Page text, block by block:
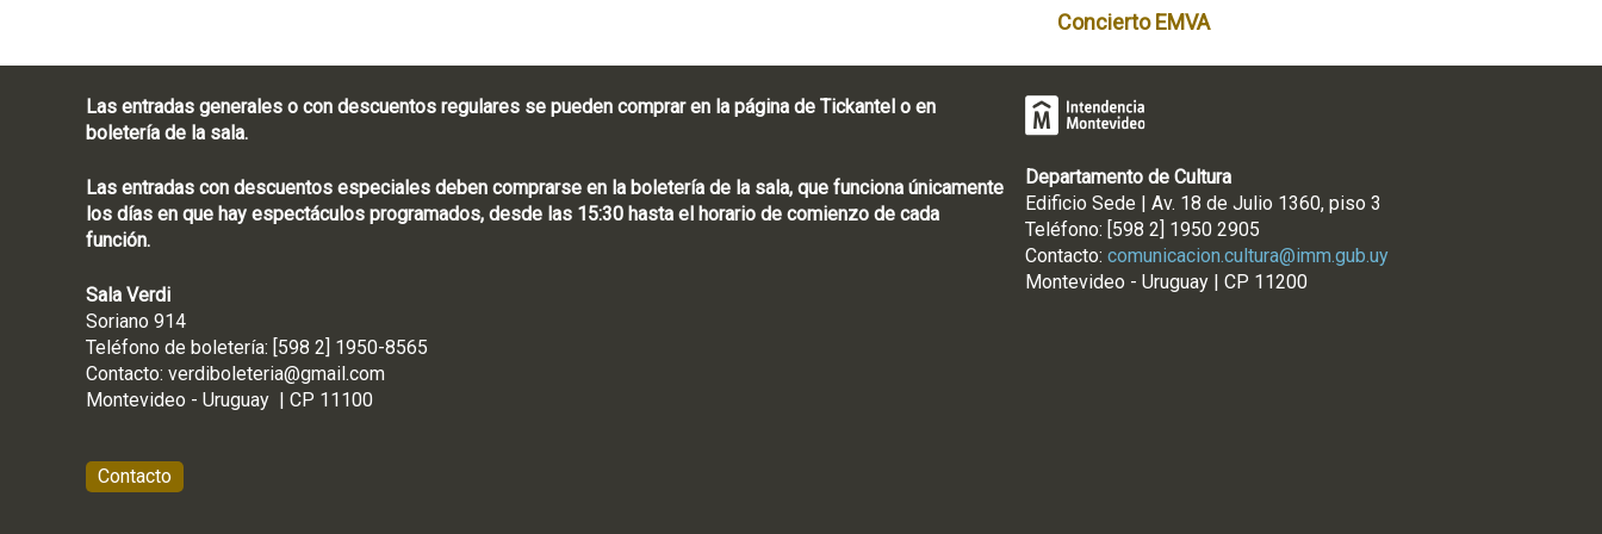
Concierto EMVA
Las entradas generales o con descuentos regulares se pueden comprar en la página de Tickantel o en
boletería de la sala.
Las entradas con descuentos especiales deben comprarse en la boletería de la sala, que funciona únicamente
los días en que hay espectáculos programados, desde las 15:30 hasta el horario de comienzo de cada
función.
Sala Verdi
Soriano 914
Teléfono de boletería: [598 2] 1950-8565
Contacto: verdiboleteria@gmail.com
Montevideo - Uruguay | CP 11100
Contacto
Departamento de Cultura
Edificio Sede | Av. 18 de Julio 1360, piso 3
Teléfono: [598 2] 1950 2905
Contacto: comunicacion.cultura@imm.gub.uy
Montevideo - Uruguay | CP 11200